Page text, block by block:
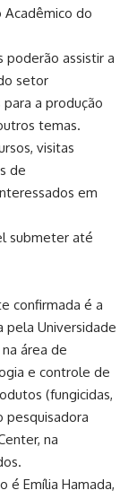
Acadêmico do
poderão assistir a
setor
a produção
temas.
visitas
de
em
submeter até
confirmada é a
pela Universidade
área de
e controle de
(fungicidas,
pesquisadora
na
é Emília Hamada,